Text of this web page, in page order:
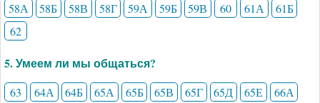
58А
58Б 58В 58Г 59А 59Б 59В 60 61А
61Б
62
5. Умеем ли мы общаться?
63 64А 64Б 65А 65Б 65В 65Г 65Д 65Е
66А